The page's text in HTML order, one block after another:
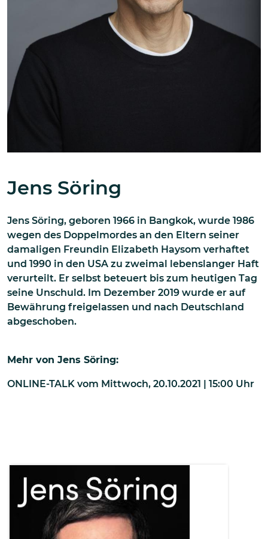
Jens Söring
Jens Söring, geboren 1966 in Bangkok, wurde 1986
wegen des Doppelmordes an den Eltern seiner
damaligen Freundin Elizabeth Haysom verhaftet
und 1990 in den USA zu zweimal lebenslanger Haft
verurteilt. Er selbst beteuert bis zum heutigen Tag
seine Unschuld. Im Dezember 2019 wurde er auf
Bewährung freigelassen und nach Deutschland
abgeschoben.
Mehr von Jens Söring:
ONLINE-TALK vom Mittwoch, 20.10.2021 | 15:00 Uhr